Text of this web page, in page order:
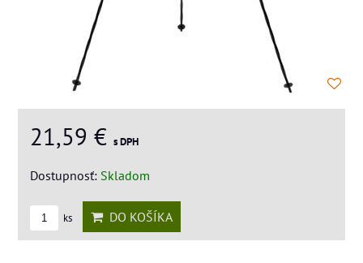
21,59 € s DPH
Dostupnosť: Skladom
ks DO KOŠÍKA